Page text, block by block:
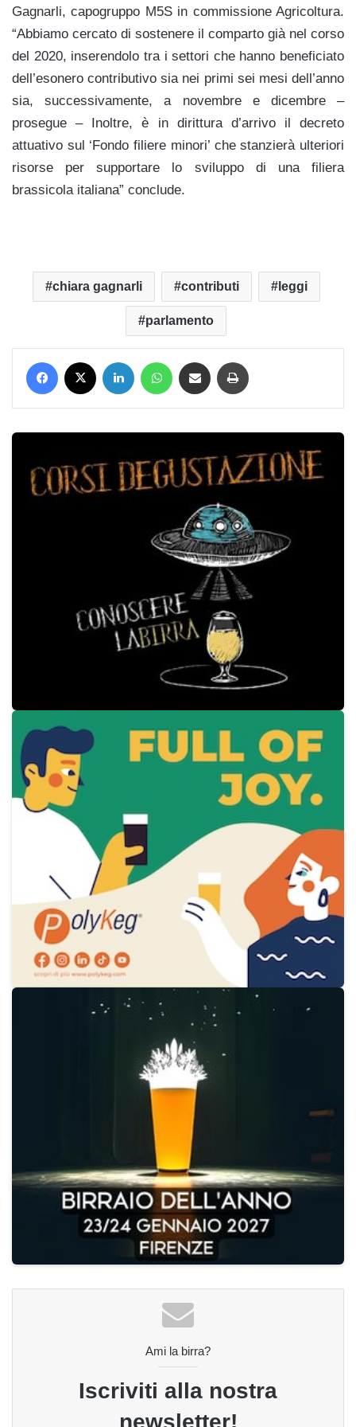
Gagnarli, capogruppo M5S in commissione Agricoltura.
“Abbiamo cercato di sostenere il comparto già nel corso
del 2020, inserendolo tra i settori che hanno beneficiato
dell’esonero contributivo sia nei primi sei mesi dell’anno
sia, successivamente, a novembre e dicembre –
prosegue – Inoltre, è in dirittura d’arrivo il decreto
attuativo sul ‘Fondo filiere minori’ che stanzierà ulteriori
risorse per supportare lo sviluppo di una filiera
brassicola italiana” conclude.
chiara gagnarli contributi leggi
parlamento
Facebook LinkedIn WhatsApp Condividi via mail
Ami la birra?
Iscriviti alla nostra
newsletter!